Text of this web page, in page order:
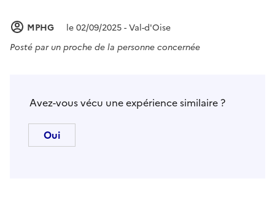
MPHG
le 02/09/2025 - Val-d'Oise
Posté parun proche de la personne concernée
Avez-vous vécu une expérience similaire ?